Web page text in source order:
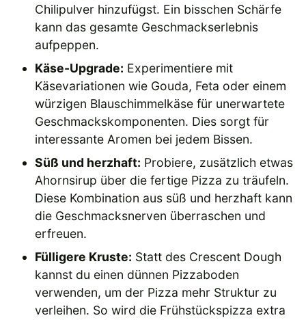
Chilipulver hinzufügst. Ein bisschen Schärfe
kann das gesamte Geschmackserlebnis
aufpeppen.
Käse-Upgrade: Experimentiere mit
Käsevariationen wie Gouda, Feta oder einem
würzigen Blauschimmelkäse für unerwartete
Geschmackskomponenten. Dies sorgt für
interessante Aromen bei jedem Bissen.
Süß und herzhaft: Probiere, zusätzlich etwas
Ahornsirup über die fertige Pizza zu träufeln.
Diese Kombination aus süß und herzhaft kann
die Geschmacksnerven überraschen und
erfreuen.
Fülligere Kruste: Statt des Crescent Dough
kannst du einen dünnen Pizzaboden
verwenden, um der Pizza mehr Struktur zu
verleihen. So wird die Frühstückspizza extra